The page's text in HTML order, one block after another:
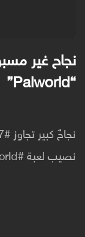
نجاح غير
“Palworld”
نصيب لعبة #palworld.. ولكن لماذا؟